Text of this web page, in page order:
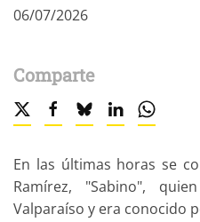
06/07/2026
Comparte
En las últimas horas se
Ramírez, "Sabino",
Valparaíso y era conocido